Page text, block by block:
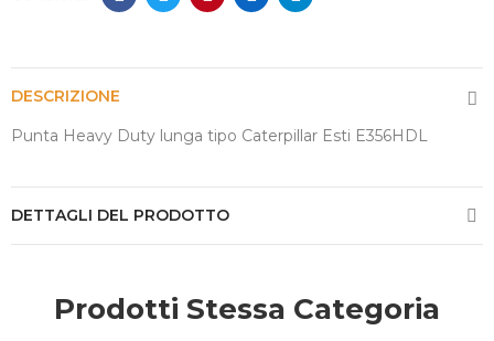
DESCRIZIONE
Punta Heavy Duty lunga tipo Caterpillar Esti E356HDL
DETTAGLI DEL PRODOTTO
Prodotti Stessa Categoria